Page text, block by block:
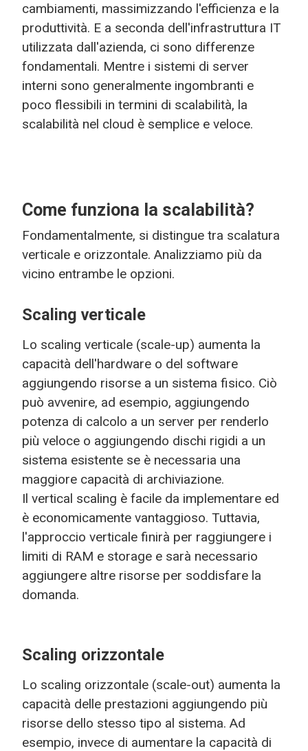
cambiamenti, massimizzando l'efficienza e la
produttività. E a seconda dell'infrastruttura IT
utilizzata dall'azienda, ci sono differenze
fondamentali. Mentre i sistemi di server
interni sono generalmente ingombranti e
poco flessibili in termini di scalabilità, la
scalabilità nel cloud è semplice e veloce.
Come funziona la scalabilità?
Fondamentalmente, si distingue tra scalatura
verticale e orizzontale. Analizziamo più da
vicino entrambe le opzioni.
Scaling verticale
Lo scaling verticale (scale-up) aumenta la
capacità dell'hardware o del software
aggiungendo risorse a un sistema fisico. Ciò
può avvenire, ad esempio, aggiungendo
potenza di calcolo a un server per renderlo
più veloce o aggiungendo dischi rigidi a un
sistema esistente se è necessaria una
maggiore capacità di archiviazione.
Il vertical scaling è facile da implementare ed
è economicamente vantaggioso. Tuttavia,
l'approccio verticale finirà per raggiungere i
limiti di RAM e storage e sarà necessario
aggiungere altre risorse per soddisfare la
domanda.
Scaling orizzontale
Lo scaling orizzontale (scale-out) aumenta la
capacità delle prestazioni aggiungendo più
risorse dello stesso tipo al sistema. Ad
esempio, invece di aumentare la capacità di